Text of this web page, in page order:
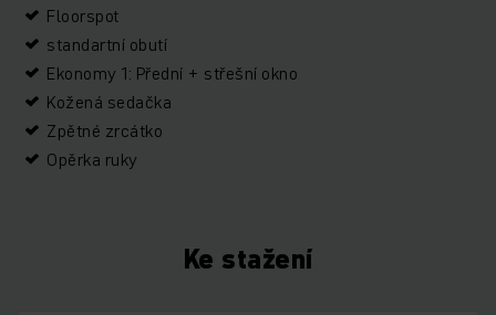
Floorspot
standartní obutí
Ekonomy 1: Přední + střešní okno
Kožená sedačka
Zpětné zrcátko
Opěrka ruky
Ke stažení